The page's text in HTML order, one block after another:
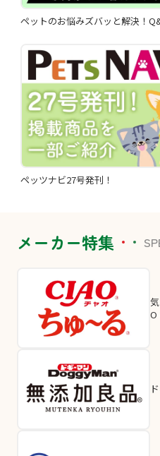
ペットのお悩みズバッと解決！
ペッツナビ27号発刊！
メーカー特集
O